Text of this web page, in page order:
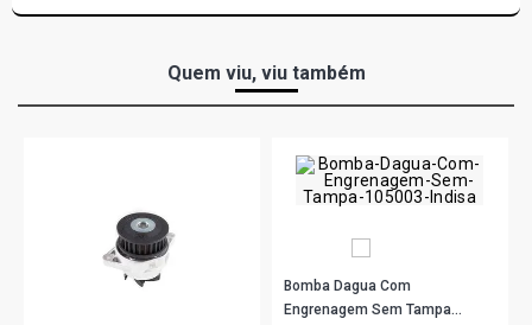
Quem viu, viu também
Bomba Dagua Com
Engrenagem Sem Tampa